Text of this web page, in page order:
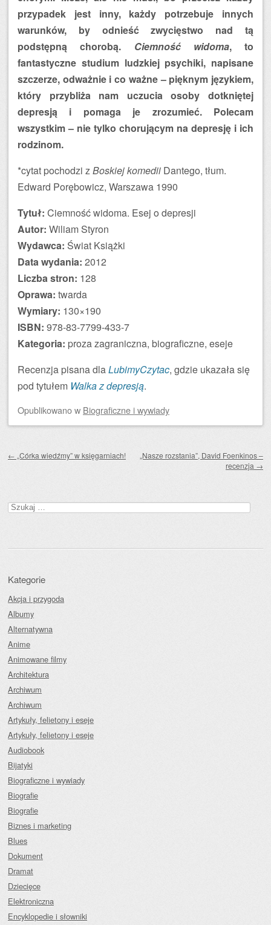
przypadek jest inny, każdy potrzebuje innych
warunków, by odnieść zwycięstwo nad tą
podstępną chorobą. Ciemność widoma, to
fantastyczne studium ludzkiej psychiki, napisane
szczerze, odważnie i co ważne – pięknym językiem,
który przybliża nam uczucia osoby dotkniętej
depresją i pomaga je zrozumieć. Polecam
wszystkim – nie tylko chorującym na depresję i ich
rodzinom.
*cytat pochodzi zBoskiej komedii Dantego, tłum.
Edward Porębowicz, Warszawa 1990
Tytuł: Ciemność widoma. Esej o depresji
Autor: Wiliam Styron
Wydawca: Świat Książki
Data wydania: 2012
Liczba stron: 128
Oprawa: twarda
Wymiary: 130×190
ISBN: 978-83-7799-433-7
Kategoria: proza zagraniczna, biograficzne, eseje
Recenzja pisana dlaLubimyCzytac, gdzie ukazała się
pod tytułem Walka z depresją.
Opublikowanow Biograficzne i wywiady
← „Córka wiedźmy” w księgarniach!
„Nasze rozstania”, David Foenkinos –
recenzja →
Szukaj:
Kategorie
Akcja i przygoda
Albumy
Alternatywna
Anime
Animowane filmy
Architektura
Archiwum
Archiwum
Artykuły, felietony i eseje
Artykuły, felietony i eseje
Audiobook
Bijatyki
Biograficzne i wywiady
Biografie
Biografie
Biznes i marketing
Blues
Dokument
Dramat
Dziecięce
Elektroniczna
Encyklopedie i słowniki